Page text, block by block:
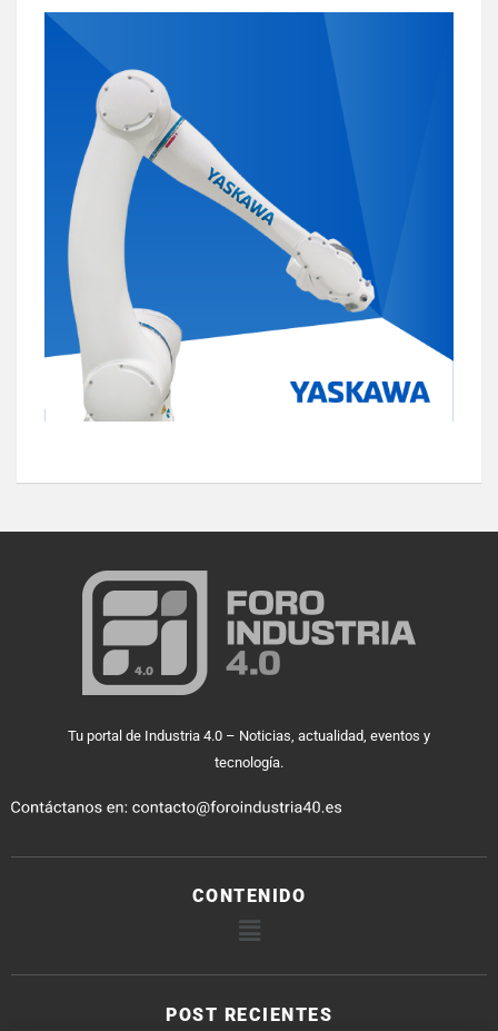
Tu portal de Industria 4.0 – Noticias, actualidad, eventos y
tecnología.
CONTENIDO
POST RECIENTES